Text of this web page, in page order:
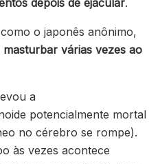
depois de ejacular.
o japonês anônimo,
masturbar várias vezes ao
a
potencialmente mortal
no cérebro se rompe).
às vezes acontece